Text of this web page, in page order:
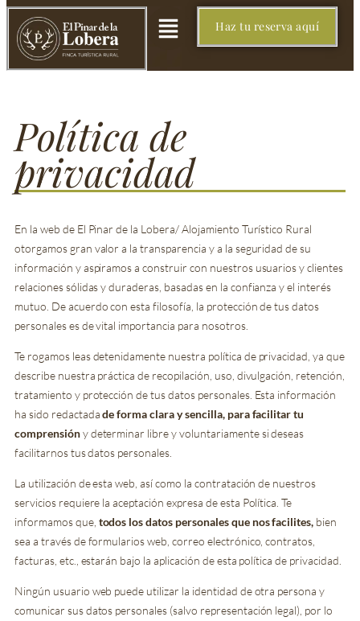
Haz tu reserva aquí
Política de
privacidad
En la web de El Pinar de la Lobera/ Alojamiento Turístico Rural
otorgamos gran valor a la transparencia y a la seguridad de su
información y aspiramos a construir con nuestros usuarios y clientes
relaciones sólidas y duraderas, basadas en la confianza y el interés
mutuo. De acuerdo con esta filosofía, la protección de tus datos
personales es de vital importancia para nosotros.
Te rogamos leas detenidamente nuestra política de privacidad, ya que
describe nuestra práctica de recopilación, uso, divulgación, retención,
tratamiento y protección de tus datos personales. Esta información
ha sido redactadade forma clara y sencilla, para facilitar tu
comprensióny determinar libre y voluntariamente si deseas
facilitarnos tus datos personales.
La utilización de esta web, así como la contratación de nuestros
servicios requiere la aceptación expresa de esta Política. Te
informamos que, todos los datos personales que nos facilites, bien
sea a través de formularios web, correo electrónico, contratos,
facturas, etc., estarán bajo la aplicación de esta política de privacidad.
Ningún usuario web puede utilizar la identidad de otra persona y
comunicar sus datos personales (salvo representación legal), por lo